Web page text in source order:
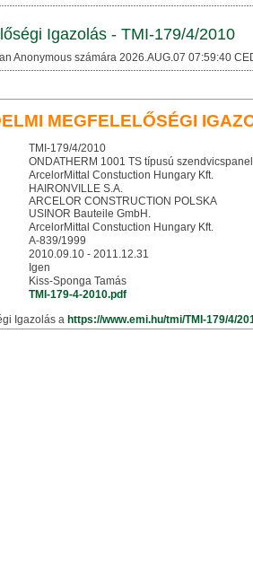
Igazolás - TMI-179/4/2010
Anonymous számára 2026.AUG.07 07:59:40
MEGFELELŐSÉGI
TMI-179/4/2010
ONDATHERM 1001 TS típusú szendvicspanel
ArcelorMittal Constuction Hungary Kft.
HAIRONVILLE S.A.
ARCELOR CONSTRUCTION POLSKA
USINOR Bauteile GmbH.
ArcelorMittal Constuction Hungary Kft.
A-839/1999
2010.09.10 - 2011.12.31
Igen
Kiss-Sponga Tamás
TMI-179-4-2010.pdf
Igazolás a https://www.emi.hu/tmi/TMI-179/4/